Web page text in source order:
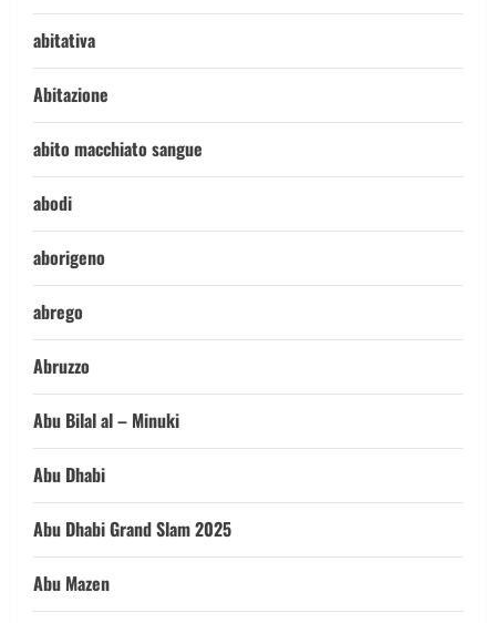
abitativa
Abitazione
abito macchiato sangue
abodi
aborigeno
abrego
Abruzzo
Abu Bilal al – Minuki
Abu Dhabi
Abu Dhabi Grand Slam 2025
Abu Mazen